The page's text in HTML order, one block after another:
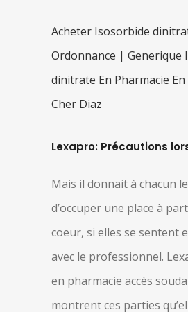
Acheter Isosorbide
Ordonnance | Generique
dinitrate En Pharmacie
Cher Diaz
Lexapro: Précautions
Mais il donnait à chacun
d’occuper une place à
coeur, si elles se sentent
avec le professionnel.
en pharmacie accès
montrent ces parties